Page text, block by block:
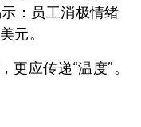
：员工消极情绪
元。
更应传递“温度”。